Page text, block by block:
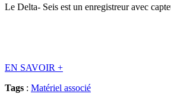
Le Delta- Seis est un enregistreur avec
EN SAVOIR +
Tags : Matériel associé